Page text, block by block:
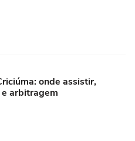
onde assistir,
arbitragem